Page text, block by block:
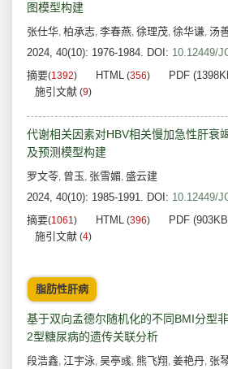
图模型构建
张仕华, 柏承志, 李春燕, 徐理茂, 徐华谦, 汤
2024, 40(10): 1976-1984. DOI: 10.12449/
摘要(1392) HTML (356) PDF
施引文献 (9)
代谢相关因素对HBV相关慢加急性肝衰
及预测模型构建
罗文苓, 曾玉, 张雪媚, 盛云建
2024, 40(10): 1985-1991. DOI: 10.12449/
摘要(1061) HTML (396) PDF
施引文献 (4)
脂肪性肝病
基于双向孟德尔随机化的不同BMI分型
2型糖尿病的遗传关联分析
段浩鑫, 江宇泳, 吴亭彧, 熊飞翔, 姜艳丹, 张